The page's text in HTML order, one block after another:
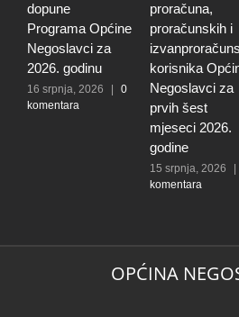
dopune
Programa Općine
Negoslavci za
2026. godinu
16 srpnja, 2026
0
komentara
proračuna,
proračunskih i
korisnika
Negoslavci za
prvih šest
mjeseci 2026.
godine
15 srpnja, 2026
komentara
OPĆINA